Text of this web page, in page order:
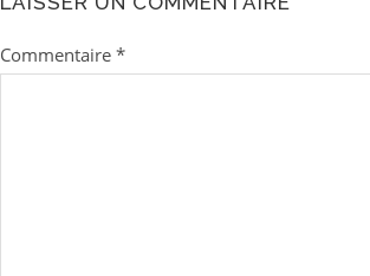
Commentaire *